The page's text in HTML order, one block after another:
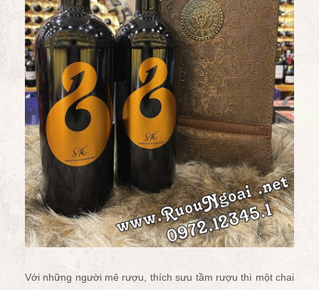
Với những người mê rượu, thích sưu tầm rượu thì một chai